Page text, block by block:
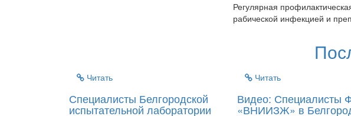
Регулярная
рабической инфекцией и
Читать
Специалисты Белгородской
испытательной лаборатории
Читать
Видео: Специалисты
«ВНИИЗЖ» в